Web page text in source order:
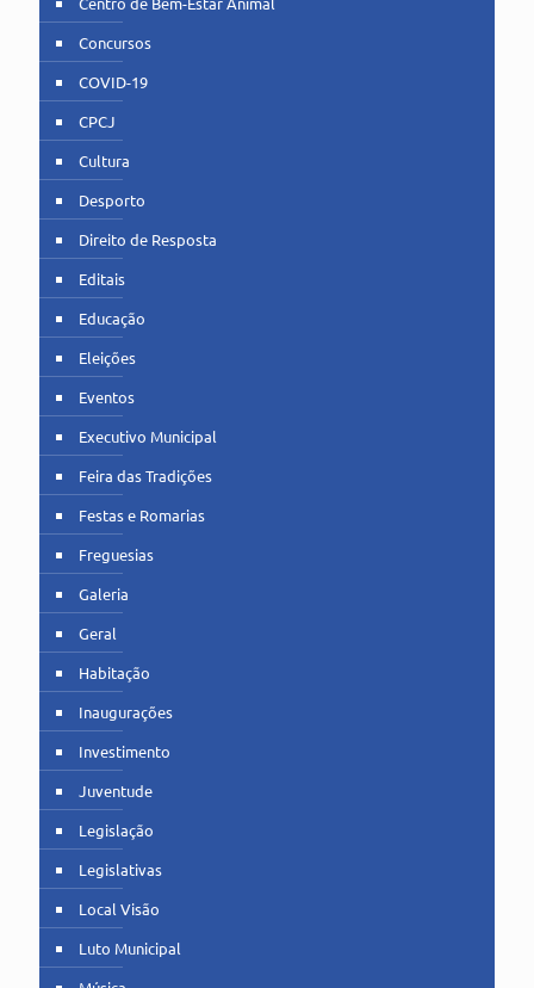
Concursos
COVID-19
CPCJ
Cultura
Desporto
Direito de Resposta
Editais
Educação
Eleições
Eventos
Executivo Municipal
Feira das Tradições
Festas e Romarias
Freguesias
Galeria
Geral
Habitação
Inaugurações
Investimento
Juventude
Legislação
Legislativas
Local Visão
Luto Municipal